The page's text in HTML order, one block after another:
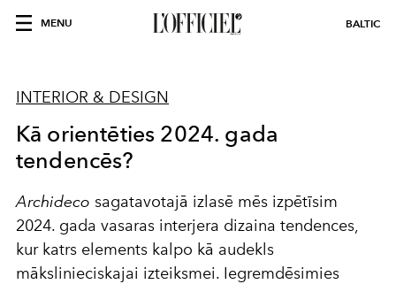
MENU BALTIC
INTERIOR & DESIGN
Kā orientēties 2024. gada
tendencēs?
Archideco sagatavotajā izlasē mēs izpētīsim
2024. gada vasaras interjera dizaina tendences,
kur katrs elements kalpo kā audekls
mākslinieciskajai izteiksmei. Iegremdēsimies